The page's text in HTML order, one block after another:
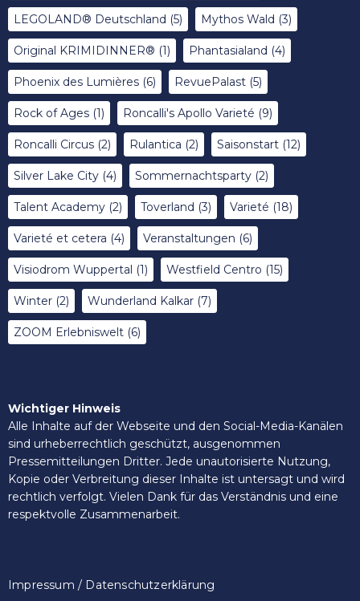
LEGOLAND® Deutschland (5) Mythos Wald (3)
Original KRIMIDINNER® (1) Phantasialand (4)
Phoenix des Lumières (6) RevuePalast (5)
Rock of Ages (1) Roncalli's Apollo Varieté (9)
Roncalli Circus (2) Rulantica (2) Saisonstart (12)
Silver Lake City (4) Sommernachtsparty (2)
Talent Academy (2) Toverland (3) Varieté (18)
Varieté et cetera (4) Veranstaltungen (6)
Visiodrom Wuppertal (1) Westfield Centro (15)
Winter (2) Wunderland Kalkar (7)
ZOOM Erlebniswelt (6)
Wichtiger Hinweis
Alle Inhalte auf der Webseite und den Social-Media-Kanälen
sind urheberrechtlich geschützt, ausgenommen
Pressemitteilungen Dritter. Jede unautorisierte Nutzung,
Kopie oder Verbreitung dieser Inhalte ist untersagt und wird
rechtlich verfolgt. Vielen Dank für das Verständnis und eine
respektvolle Zusammenarbeit.
Impressum / Datenschutzerklärung